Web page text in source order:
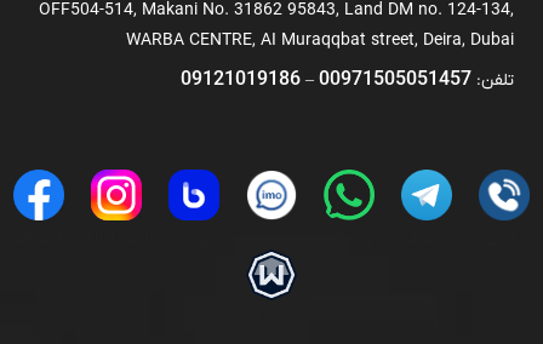
OFF504-514, Makani No. 31862 95843, Land DM no. 124-134,
WARBA CENTRE, AI Muraqqbat street, Deira, Dubai
تلفن: 00971505051457
–
09121019186